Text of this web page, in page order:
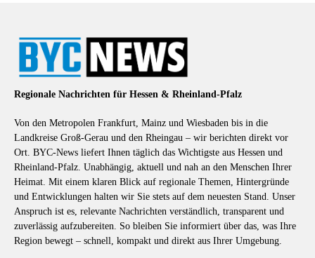
Regionale Nachrichten für Hessen & Rheinland-Pfalz
Von den Metropolen Frankfurt, Mainz und Wiesbaden bis in die
Landkreise Groß-Gerau und den Rheingau – wir berichten direkt vor
Ort. BYC-News liefert Ihnen täglich das Wichtigste aus Hessen und
Rheinland-Pfalz. Unabhängig, aktuell und nah an den Menschen Ihrer
Heimat. Mit einem klaren Blick auf regionale Themen, Hintergründe
und Entwicklungen halten wir Sie stets auf dem neuesten Stand. Unser
Anspruch ist es, relevante Nachrichten verständlich, transparent und
zuverlässig aufzubereiten. So bleiben Sie informiert über das, was Ihre
Region bewegt – schnell, kompakt und direkt aus Ihrer Umgebung.